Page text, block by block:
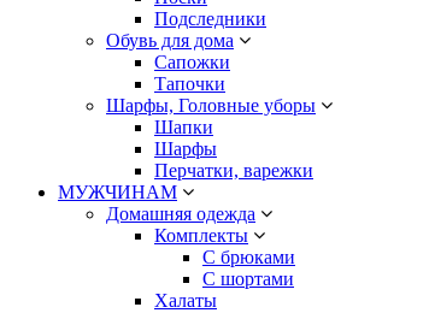
Подследники
Обувь для дома
Сапожки
Тапочки
Шарфы, Головные уборы
Шапки
Шарфы
Перчатки, варежки
МУЖЧИНАМ
Домашняя одежда
Комплекты
С брюками
С шортами
Халаты